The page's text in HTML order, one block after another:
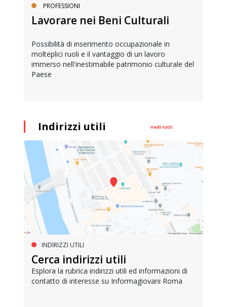
PROFESSIONI
Lavorare nei Beni Culturali
Possibilità di inserimento occupazionale in
molteplici ruoli e il vantaggio di un lavoro
immerso nell'inestimabile patrimonio culturale del
Paese
Indirizzi utili Vedi tutti
INDIRIZZI UTILI
Cerca indirizzi utili
Esplora la rubrica indirizzi utili ed informazioni di
contatto di interesse su Informagiovani Roma